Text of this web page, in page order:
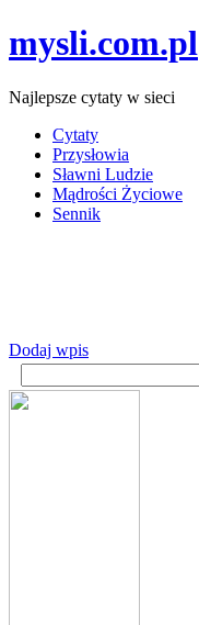
mysli.com.pl
Najlepsze cytaty w sieci
Cytaty
Przysłowia
Sławni Ludzie
Mądrości Życiowe
Sennik
Dodaj wpis